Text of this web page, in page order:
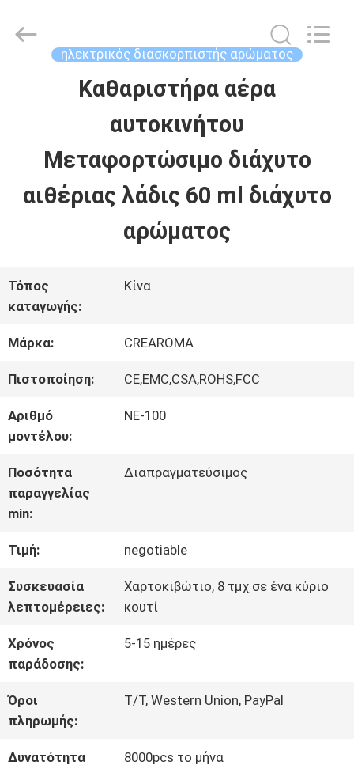
ΠΡΟΪΌΝΤΑ
ΒΊΝΤΕΟ
VR
ΕΡΓΟΣΤΑΣΊΩΝ
ΠΟΙΟΤΙΚΌΣ
ΈΛΕΓΧΟΣ
ΜΑΣ
ΣΕ
ΕΠΑΦΉ
Online
ηλεκτρικός διασκορπιστής αρώματος
Καθαριστήρα αέρα
αυτοκινήτου
Μεταφορτώσιμο διάχυτο
αιθέριας λάδις 60 ml διάχυτο
αρώματος
Τόπος
καταγωγής:
Κίνα
Μάρκα: CREAROMA
Πιστοποίηση: CE,EMC,CSA,ROHS,FCC
Αριθμό
μοντέλου:
ΝΕ-100
Ποσότητα
παραγγελίας
min:
Διαπραγματεύσιμος
Τιμή: negotiable
Συσκευασία
λεπτομέρειες:
Χαρτοκιβώτιο, 8 τμχ σε ένα κύριο
κουτί
Χρόνος
παράδοσης:
5-15 ημέρες
Όροι
πληρωμής:
T/T, Western Union, PayPal
Δυνατότητα
8000pcs το μήνα